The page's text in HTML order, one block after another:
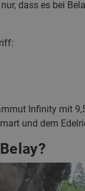
dass es bei
Infinity mit
und dem